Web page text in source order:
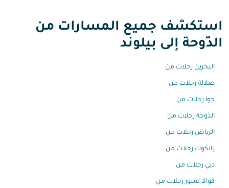
استكشف جميع المسارات من
الدّوحة إلى بيلوند
البحرين رحلات من
صلالة رحلات من
جوا رحلات من
الدّوحة رحلات من
الرياض رحلات من
بانكوك رحلات من
دبي رحلات من
كوالا لمبور رحلات من